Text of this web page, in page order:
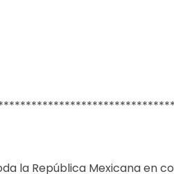
la República Mexicana en